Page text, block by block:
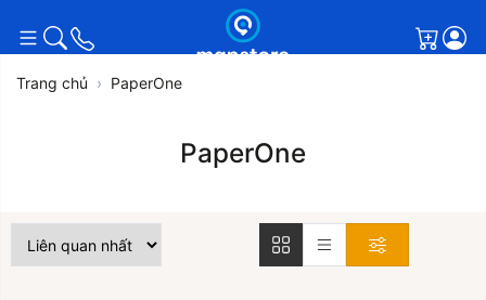
Giỏ
Trang chủ PaperOne
PaperOne